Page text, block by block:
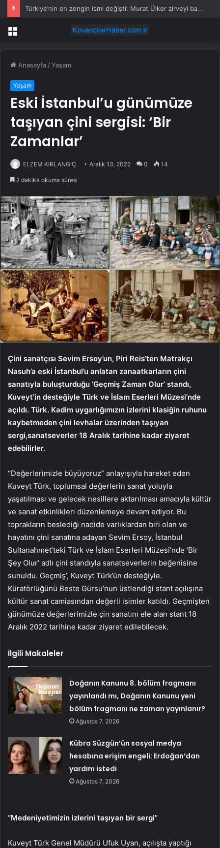
TBMM Genel Kurulu… Torba Kanun Teklifinde 3’üncü Madde Metinden Çıkarılırken, 4 ve 5’inci Maddelerde Değişikliğe Gidildi
Menü
Anasayfa /Yaşam
Yaşam
Eski İstanbul’u günümüze
taşıyan çini sergisi: ‘Bir
Zamanlar’
ELZEM KIRLANGIÇ Aralık 13, 2022 0 14
2 dakika okuma süresi
Çini sanatçısı Sevim Ersoy’un, Piri Reis’ten Matrakçı
Nasuh’a eski İstanbul’u anlatan zanaatkarların çini
sanatıyla buluşturduğu ‘Geçmiş Zaman Olur’ standı,
Kuveyt’in desteğiyle Türk ve İslam Eserleri Müzesi’nde
açıldı. Türk. Kadim uygarlığımızın izlerini klasiğin ruhunu
kaybetmeden çini levhalar üzerinden taşıyan
sergi,sanatseverler 18 Aralık tarihine kadar ziyaret
edebilirler.
“Değerlerimizle büyüyoruz” anlayışıyla hareket eden
Kuveyt Türk, toplumsal değerlerin sanat yoluyla
yaşatılması ve gelecek nesillere aktarılması amacıyla kültür
ve sanat etkinlikleri düzenlemeye devam ediyor. Bu
toprakların beslediği nadide varlıklardan biri olan ve
hayatını çini sanatına adayan Sevim Ersoy, İstanbul
Sultanahmet’teki Türk ve İslam Eserleri Müzesi’nde ‘Bir
Şey Olur’ adlı çini standıyla sanatseverlerin beğenisine
sunuldu. Geçmiş’, Kuveyt Türk’ün desteğiyle.
Küratörlüğünü Beste Gürsu’nun üstlendiği stant açılışına
kültür sanat camiasından değerli isimler katıldı. Geçmişten
günümüze değerlerimizle çin sanatını ele alan stant 18
Aralık 2022 tarihine kadar ziyaret edilebilecek.
İlgili Makaleler
Doğanın Kanunu 8. bölüm fragmanı
yayınlandı mı, Doğanın Kanunu yeni
bölüm fragmanı ne zaman yayınlanır?
Ağustos 7, 2026
Kübra Süzgün’ün sosyal medya
hesabına erişim engeli: Erdoğan’dan
yardım istedi
Ağustos 7, 2026
“Medeniyetimizin izlerini taşıyan bir sergi”
Kuveyt Türk Genel Müdürü Ufuk Uyan, açılışta yaptığı